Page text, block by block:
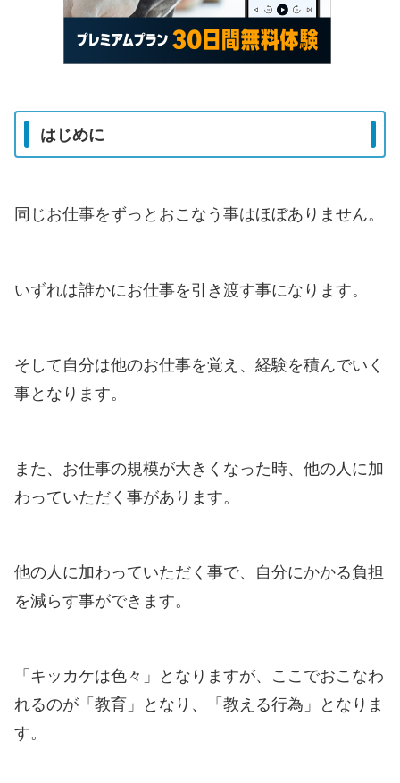
はじめに
同じお仕事をずっとおこなう事はほぼありません。
いずれは誰かにお仕事を引き渡す事になります。
そして自分は他のお仕事を覚え、経験を積んでいく
事となります。
また、お仕事の規模が大きくなった時、他の人に加
わっていただく事があります。
他の人に加わっていただく事で、自分にかかる負担
を減らす事ができます。
「キッカケは色々」となりますが、ここでおこなわ
れるのが「教育」となり、「教える行為」となりま
す。